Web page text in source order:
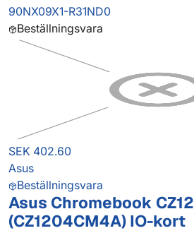
90NX09X1-R31ND0
Beställningsvara
SEK 402.60
Asus
Beställningsvara
Asus Chromebook CZ12
(CZ1204CM4A) IO-kort